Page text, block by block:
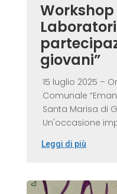
giovani”
15 luglio 2025 –
Comunale
Santa Marisa di
Un'occasione
Leggi di più